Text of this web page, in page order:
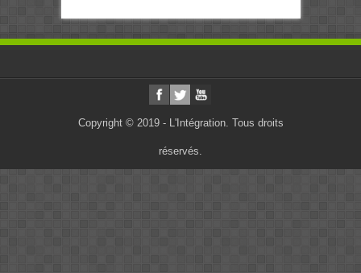
Copyright © 2019 - L'Intégration. Tous droits
réservés.